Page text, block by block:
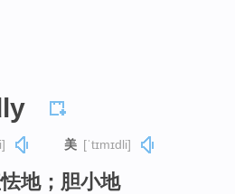
美 [ˈtɪmɪdli]
地；胆小地